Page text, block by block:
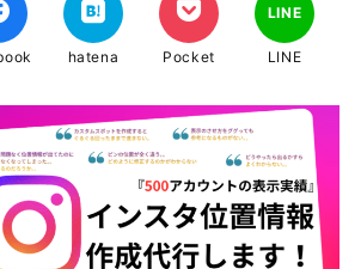
hatena Pocket
LINE
LINE